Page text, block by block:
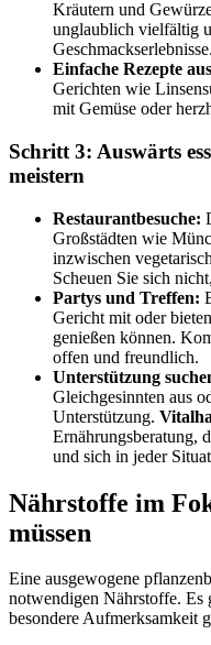
Kräutern und
unglaublich vielfältig
Geschmackserlebnisse.
Einfache Rezepte
Gerichten wie
mit Gemüse oder
Schritt 3: Auswärts
meistern
Restaurantbesuche:
Großstädten wie
inzwischen
Scheuen Sie sich
Partys und Treffen:
Gericht mit oder
genießen können.
offen und freundlich.
Unterstützung
Gleichgesinnten aus
Unterstützung.
Ernährungsberatung,
und sich in jeder
Nährstoffe im
müssen
Eine ausgewogene
notwendigen Nährstoffe. Es
besondere Aufmerksamkeit